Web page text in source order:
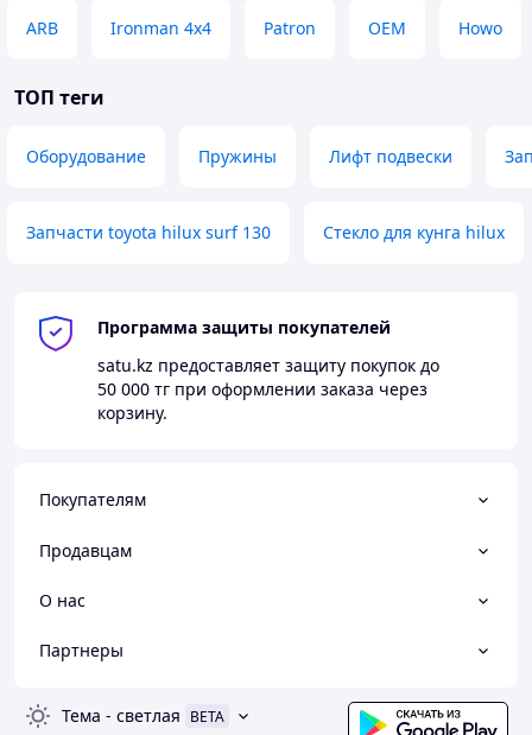
ARB Ironman 4x4 Patron OEM Howo
ТОП теги
Оборудование Пружины Лифт подвески
Запчасти toyota hilux surf 130 Стекло для кунга hilux
Программа защиты покупателей
satu.kz предоставляет защиту покупок до
50 000 тг при оформлении заказа через
корзину.
Покупателям
Продавцам
О нас
Партнеры
Тема - светлая BETA